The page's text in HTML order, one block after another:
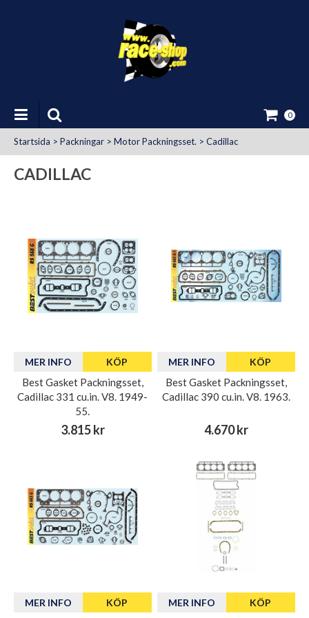
0
Uttag
Startsida > Packningar > Motor Packningsset. > Cadillac
CADILLAC
MER INFO KÖP
Best Gasket Packningsset,
Cadillac 331 cu.in. V8. 1949-
55.
3.815 kr
MER INFO KÖP
Best Gasket Packningsset,
Cadillac 390 cu.in. V8. 1963.
4.670 kr
MER INFO KÖP MER INFO KÖP